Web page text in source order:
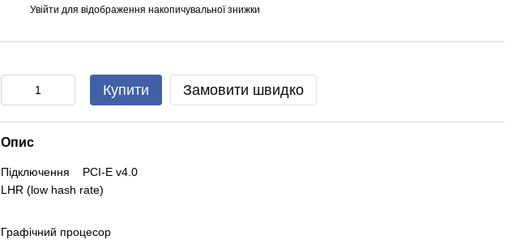
Увійти для відображення накопичувальної знижки
Купити Замовити швидко
Опис
Підключення PCI-E v4.0
LHR (low hash rate)
Графічний процесор